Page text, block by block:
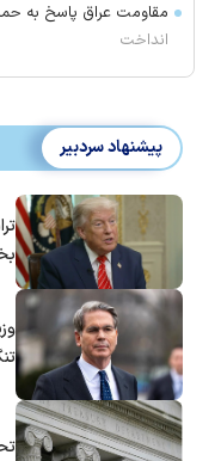
مقاومت عراق پاسخ به
انداخت
پیشنهاد سردبیر